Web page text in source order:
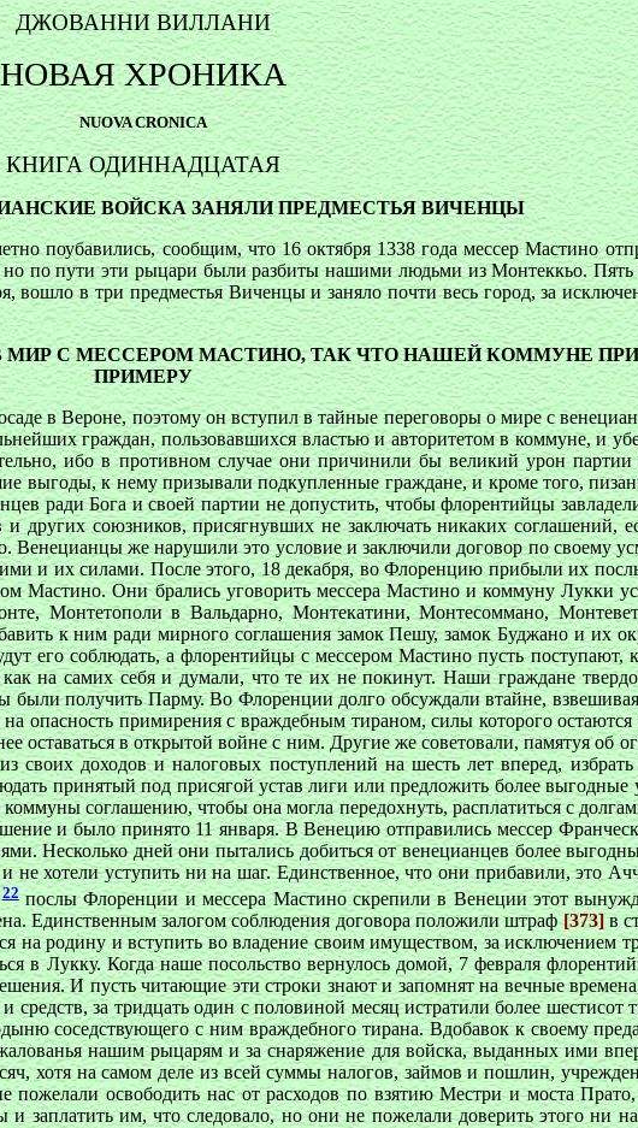
ДЖОВАННИ ВИЛЛАНИ
НОВАЯ ХРОНИКА
NUOVA CRONICA
КНИГА ОДИННАДЦАТАЯ
ВОЙСКА ЗАНЯЛИ ПРЕДМЕСТЬЯ ВИЧЕНЦЫ
поубавились, сообщим, что 16 октября 1338 года мессер Мастино
по пути эти рыцари были разбиты нашими людьми из Монтеккьо. Пять
вошло в три предместья Виченцы и заняло почти весь город, за
МИР С МЕССЕРОМ МАСТИНО, ТАК ЧТО НАШЕЙ КОММУНЕ
ПРИМЕРУ
в Вероне, поэтому он вступил в тайные переговоры о мире с
граждан, пользовавшихся властью и авторитетом в коммуне, и
ибо в противном случае они причинили бы великий урон
выгоды, к нему призывали подкупленные граждане, и кроме того,
ради Бога и своей партии не допустить, чтобы флорентийцы
союзников, присягнувших не заключать никаких соглашений,
Венецианцы же нарушили это условие и заключили договор по своему
и их силами. После этого, 18 декабря, во Флоренцию прибыли их
Они брались уговорить мессера Мастино и коммуну Лукки
Монтетополи в Вальдарно, Монтекатини, Монтесоммано,
к ним ради мирного соглашения замок Пешу, замок Буджано и их
его соблюдать, а флорентийцы с мессером Мастино пусть поступают,
на самих себя и думали, что те их не покинут. Наши граждане
получить Парму. Во Флоренции долго обсуждали втайне,
опасность примирения с враждебным тираном, силы которого остаются
оставаться в открытой войне с ним. Другие же советовали, памятуя
своих доходов и налоговых поступлений на шесть лет вперед,
принятый под присягой устав лиги или предложить более выгодные
соглашению, чтобы она могла передохнуть, расплатиться с
и было принято 11 января. В Венецию отправились мессер
Несколько дней они пытались добиться от венецианцев более
хотели уступить ни на шаг. Единственное, что они прибавили, это
22послы Флоренции и мессера Мастино скрепили в Венеции этот
Единственным залогом соблюдения договора положили штраф[373]в
родину и вступить во владение своим имуществом, за исключением
в Лукку. Когда наше посольство вернулось домой, 7 февраля
И пусть читающие эти строки знают и запомнят на вечные
за тридцать один с половиной месяц истратили более
соседствующего с ним враждебного тирана. Вдобавок к своему
нашим рыцарям и за снаряжение для войска, выданных ими
хотя на самом деле из всей суммы налогов, займов и пошлин,
освободить нас от расходов по взятию Местри и моста
заплатить им, что следовало, но они не пожелали доверить этого ни